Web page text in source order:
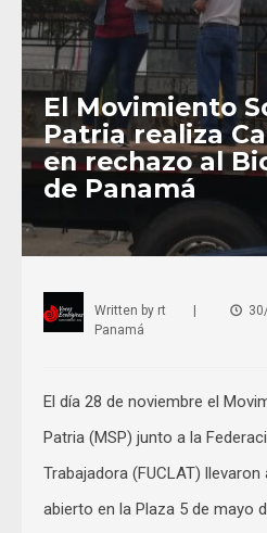
El Movimiento
Patria realiza
en rechazo al
de Panamá
Written by rt |
Panamá
El día 28 de noviembre el
Patria (MSP) junto a la
Trabajadora (FUCLAT)
abierto en la Plaza 5 de mayo